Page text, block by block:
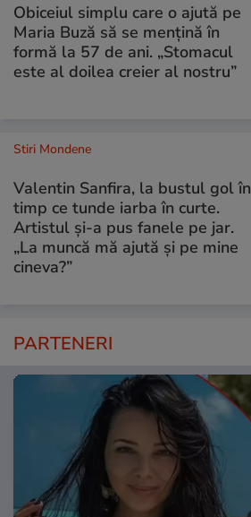
Obiceiul simplu care o ajută pe
Maria Buză să se mențină în
formă la 57 de ani. „Stomacul
este al doilea creier al nostru”
Stiri Mondene
Valentin Sanfira, la bustul gol în
timp ce tunde iarba în curte.
Artistul și-a pus fanele pe jar.
„La muncă mă ajută și pe mine
cineva?”
PARTENERI